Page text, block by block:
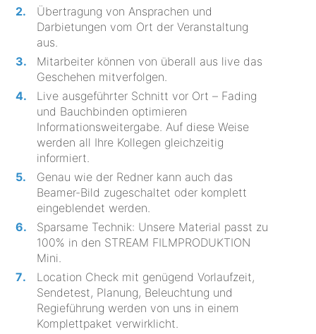
Übertragung von Ansprachen und
Darbietungen vom Ort der Veranstaltung
aus.
Mitarbeiter können von überall aus live das
Geschehen mitverfolgen.
Live ausgeführter Schnitt vor Ort – Fading
und Bauchbinden optimieren
Informationsweitergabe. Auf diese Weise
werden all Ihre Kollegen gleichzeitig
informiert.
Genau wie der Redner kann auch das
Beamer-Bild zugeschaltet oder komplett
eingeblendet werden.
Sparsame Technik: Unsere Material passt zu
100% in den STREAM FILMPRODUKTION
Mini.
Location Check mit genügend Vorlaufzeit,
Sendetest, Planung, Beleuchtung und
Regieführung werden von uns in einem
Komplettpaket verwirklicht.